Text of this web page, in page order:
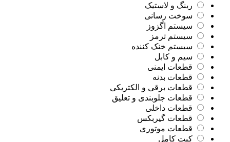
رینگ و لاستیک
سوخت رسانی
سیستم اگزوز
سیستم ترمز
سیستم خنک کننده
سیم و کابل
قطعات ایمنی
قطعات بدنه
قطعات برقی و الکتریکی
قطعات جلوبندی و تعلیق
قطعات داخلی
قطعات گیربکس
قطعات موتوری
کیت کامل